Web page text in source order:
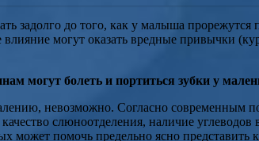
задолго до того, как у малыша
могут оказать вредные привычки
могут болеть и портиться зубки у
невозможно. Согласно современным
слюноотделения, наличие
может помочь предельно ясно представить